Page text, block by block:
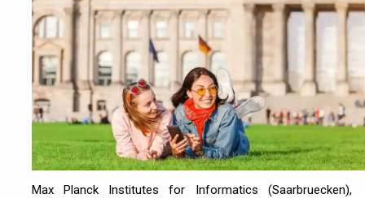
Max Planck Institutes for Informatics (Saarbruecken),